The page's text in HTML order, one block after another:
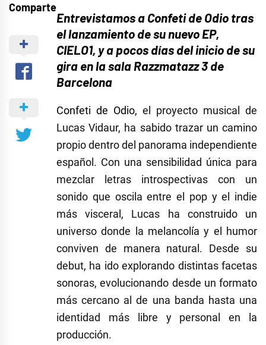
Comparte
Entrevistamos a Confeti de Odio tras
el lanzamiento de su nuevo EP,
CIELO1, y a pocos días del inicio de su
gira en la sala Razzmatazz 3 de
Barcelona
Confeti de Odio, el proyecto musical de
LucasVidaur, ha sabido trazar un camino
propio dentro del panorama independiente
español. Con una sensibilidad única para
mezclar letras introspectivas con un
sonido que oscila entre el pop y el indie
más visceral, Lucas ha construido un
universo donde la melancolía y el humor
conviven de manera natural. Desde su
debut, ha ido explorando distintas facetas
sonoras, evolucionando desde un formato
más cercano al de una banda hasta una
identidad más libre y personal en la
producción.